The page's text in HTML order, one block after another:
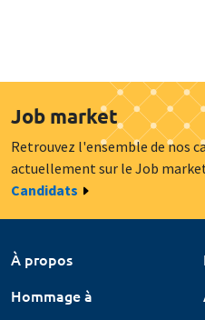
Job market
Retrouvez l'ensemble de nos
actuellement sur le Job
Candidats
À propos
Hommage à